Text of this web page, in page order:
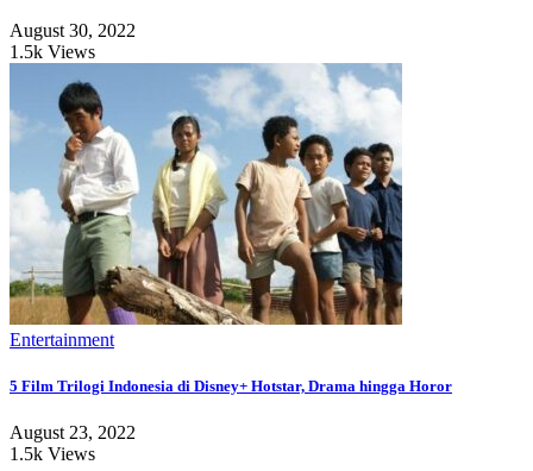
August 30, 2022
1.5k Views
Entertainment
5 Film Trilogi Indonesia di Disney+ Hotstar, Drama hingga Horor
August 23, 2022
1.5k Views